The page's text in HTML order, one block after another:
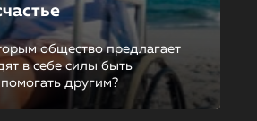
общество предлагает
в себе силы быть
другим?